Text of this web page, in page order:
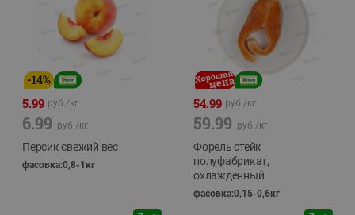
-14%
5.99 руб./кг
6.99 руб./кг
Персик свежий вес
фасовка:0,8-1кг
54.99 руб./кг
59.99 руб./кг
Форель стейк
полуфабрикат,
охлажденный
фасовка:0,15-0,6кг